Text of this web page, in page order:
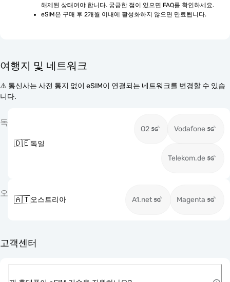
해제된 상태여야 합니다. 궁금한 점이 있으면 FAQ를 확인하세요.
eSIM은 구매 후 2개월 이내에 활성화하지 않으면 만료됩니다.
여행지 및 네트워크
⚠️ 통신사는 사전 통지 없이 eSIM이 연결되는 네트워크를 변경할 수 있습
니다.
독
🇩🇪독일
O2 Vodafone
Telekom.de
오
🇦🇹오스트리아 A1.net Magenta
고객센터